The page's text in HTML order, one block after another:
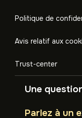
Politique de
Avis relatif aux
Trust-center
Une
Parlez à un